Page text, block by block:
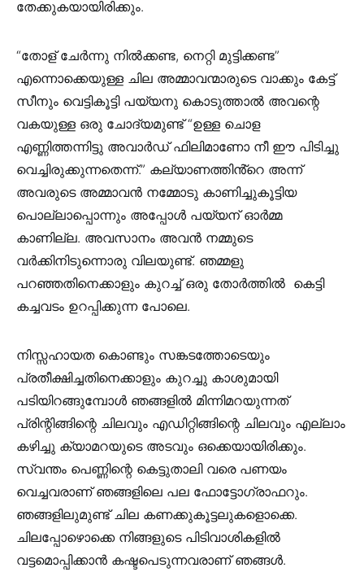
തേക്കുകയായിരിക്കും.
“തോള് ചേർന്നു നിൽക്കണ്ട, നെറ്റി മുട്ടിക്കണ്ട”
എന്നൊക്കെയുള്ള ചില അമ്മാവന്മാരുടെ വാക്കും കേട്ട്
സീനും വെട്ടികൂട്ടി പയ്യനു കൊടുത്താൽ അവന്റെ
വകയുള്ള ഒരു ചോദ്യമുണ്ട് “ഉള്ള ചൊള
എണ്ണിത്തന്നിട്ടു അവാർഡ് ഫിലിമാണോ നീ ഈ പിടിച്ചു
വെച്ചിരുക്കുന്നതെന്ന്.” കല്യാണത്തിൻ്റെ അന്ന്
അവരുടെ അമ്മാവൻ നമ്മോടു കാണിച്ചുകൂട്ടിയ
പൊല്ലാപ്പൊന്നും അപ്പോൾ പയ്യന്‌ ഓർമ്മ
കാണില്ല. അവസാനം അവൻ നമ്മുടെ
വർക്കിനിടുന്നൊരു വിലയുണ്ട്. ഞമ്മളു
പറഞ്ഞതിനെക്കാളും കുറച്ച് ഒരു തോർത്തിൽ കെട്ടി
കച്ചവടം ഉറപ്പിക്കുന്ന പോലെ.
നിസ്സഹായത കൊണ്ടും സങ്കടത്തോടെയും
പ്രതീക്ഷിച്ചതിനെക്കാളും കുറച്ചു കാശുമായി
പടിയിറങ്ങുമ്പോൾ ഞങ്ങളിൽ മിന്നിമറയുന്നത്
പ്രിന്റിങ്ങിന്റെ ചിലവും എഡിറ്റിങ്ങിന്റെ ചിലവും എല്ലാം
കഴിച്ചു ക്യാമറയുടെ അടവും ഒക്കെയായിരിക്കും.
സ്വന്തം പെണ്ണിന്റെ കെട്ടുതാലി വരെ പണയം
വെച്ചവരാണ് ഞങ്ങളിലെ പല ഫോട്ടോഗ്രാഫറും.
ഞങ്ങളിലുമുണ്ട് ചില കണക്കുകൂട്ടലുകളൊക്കെ.
ചിലപ്പോഴൊക്കെ നിങ്ങളുടെ പിടിവാശികളിൽ
വട്ടമൊപ്പിക്കാൻ കഷ്ടപെടുന്നവരാണ് ഞങ്ങൾ.